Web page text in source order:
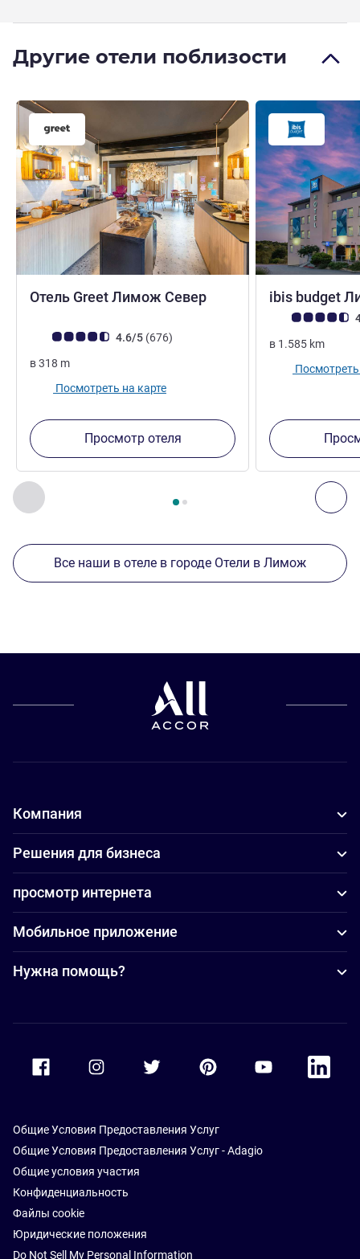
Другие отели поблизости
Назад - Другие отели поблизости
Страница , Другие отели поблизости 1 :, Другие
Отель Greet Лимож Север3 звезды
Примечание: отзывы клиентов (Рейтинг ALL)
4.6/5 (676Отзывов
)
в318 m
Посмотреть на карте
Просмотр отеля
ibis budget
Примечание:
в 1.585 km
Посмотреть
Все наши в отеле в городе Отели в Лимож
Компания
Решения для бизнеса
просмотр интернета
Мобильное приложение
Нужна помощь?
Accor Facebook Accor TwitterAccor PinterestAccor Youtube
Accor
Общие Условия Предоставления Услуг
Общие Условия Предоставления Услуг - Adagio
Общие условия участия
Конфиденциальность
Файлы cookie
Юридические положения
Do Not Sell My Personal Information